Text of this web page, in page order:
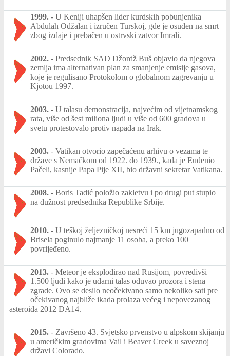
1999. - U Keniji uhapšen lider kurdskih pobunjenika
Abdulah Odžalan i izručen Turskoj, gde je osuđen na smrt
zbog izdaje i prebačen u ostrvski zatvor Imrali.
2002. - Predsednik SAD Džordž Buš objavio da njegova
zemlja ima alternativan plan za smanjenje emisije gasova,
koje je regulisano Protokolom o globalnom zagrevanju u
Kjotou 1997.
2003. - U talasu demonstracija, najvećim od vijetnamskog
rata, više od šest miliona ljudi u više od 600 gradova u
svetu protestovalo protiv napada na Irak.
2003. - Vatikan otvorio zapečaćenu arhivu o vezama te
države s Nemačkom od 1922. do 1939., kada je Euđenio
Pačeli, kasnije Papa Pije XII, bio državni sekretar Vatikana.
2008. - Boris Tadić položio zakletvu i po drugi put stupio
na dužnost predsednika Republike Srbije.
2010. - U teškoj željezničkoj nesreći 15 km jugozapadno od
Brisela poginulo najmanje 11 osoba, a preko 100
povrijeđeno.
2013. - Meteor je eksplodirao nad Rusijom, povredivši
1.500 ljudi kako je udarni talas oduvao prozora i stena
zgrade. Ovo se desilo neočekivano samo nekoliko sati pre
očekivanog najbliže ikada prolaza većeg i nepovezanog
asteroida 2012 DA14.
2015. - Završeno 43. Svjetsko prvenstvo u alpskom skijanju
u američkim gradovima Vail i Beaver Creek u saveznoj
državi Colorado.